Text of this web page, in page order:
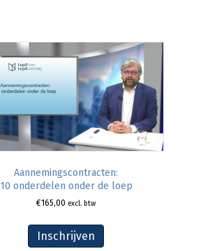
Aannemingscontracten:
10 onderdelen onder de loep
€165,00 excl. btw
Inschrijven